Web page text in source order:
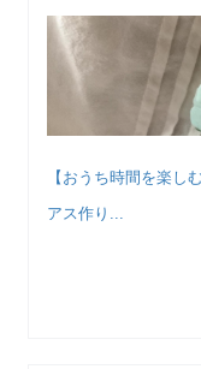
【おうち時間を楽し
アス作り...